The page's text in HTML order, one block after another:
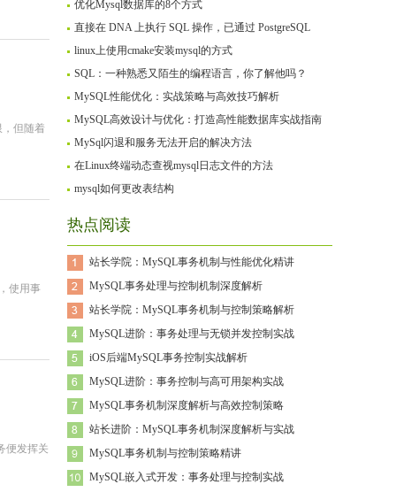
但随着
使用事
便发挥关
优化Mysql数据库的8个方式
直接在 DNA 上执行 SQL 操作，已通过 PostgreSQL
linux上使用cmake安装mysql的方式
SQL：一种熟悉又陌生的编程语言，你了解他吗？
MySQL性能优化：实战策略与高效技巧解析
MySQL高效设计与优化：打造高性能数据库实战指南
MySql闪退和服务无法开启的解决方法
在Linux终端动态查视mysql日志文件的方法
mysql如何更改表结构
热点阅读
站长学院：MySQL事务机制与性能优化精讲
MySQL事务处理与控制机制深度解析
站长学院：MySQL事务机制与控制策略解析
MySQL进阶：事务处理与无锁并发控制实战
iOS后端MySQL事务控制实战解析
MySQL进阶：事务控制与高可用架构实战
MySQL事务机制深度解析与高效控制策略
站长进阶：MySQL事务机制深度解析与实战
MySQL事务机制与控制策略精讲
MySQL嵌入式开发：事务处理与控制实战